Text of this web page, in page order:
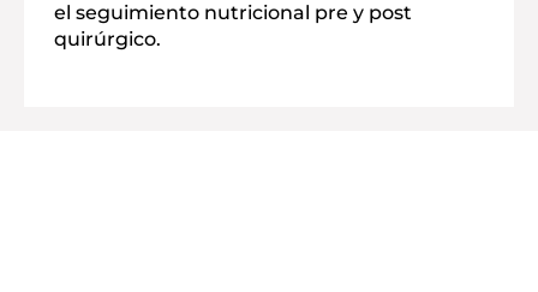
el seguimiento nutricional pre y post
quirúrgico.